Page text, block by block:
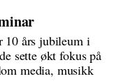
10 års jubileum i
sette økt fokus på
media, musikk